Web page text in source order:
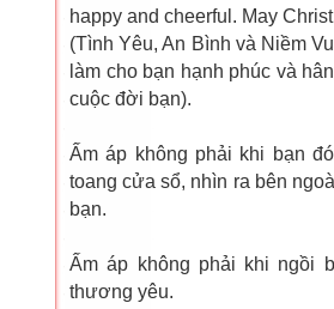
happy and cheerful. May
(Tình Yêu, An Bình và Niềm
làm cho bạn hạnh phúc và
cuộc đời bạn).
Ấm áp không phải khi bạn
toang cửa sổ, nhìn ra bên
bạn.
Ấm áp không phải khi ngồi
thương yêu.